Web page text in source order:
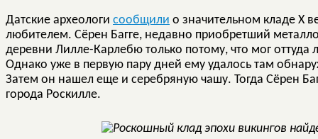
Датские археологи сообщили о значительном кладе X
любителем. Сёрен Багге, недавно приобретший
деревни Лилле-Карлебю только потому, что мог
Однако уже в первую пару дней ему удалось там
Затем он нашел еще и серебряную чашу. Тогда Сёрен
города Роскилле.